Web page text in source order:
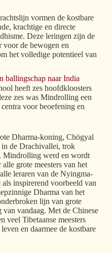
vormen de kostbare
krachtige en directe
Deze leringen zijn de
voor de bewogen en
het volledige potentieel van
ballingschap naar India
heeft zes hoofdkloosters
zes was Mindrolling een
voor beoefening en
Dharma-koning, Chögyal
de Drachivallei, trok
Mindrolling werd en wordt
grote meesters van het
leraren van de Nyingma-
inspirerend voorbeeld van
Dharma van het
lijn van grote
van vandaag. Met de Chinese
veel Tibetaanse meesters
en daarmee de kostbare